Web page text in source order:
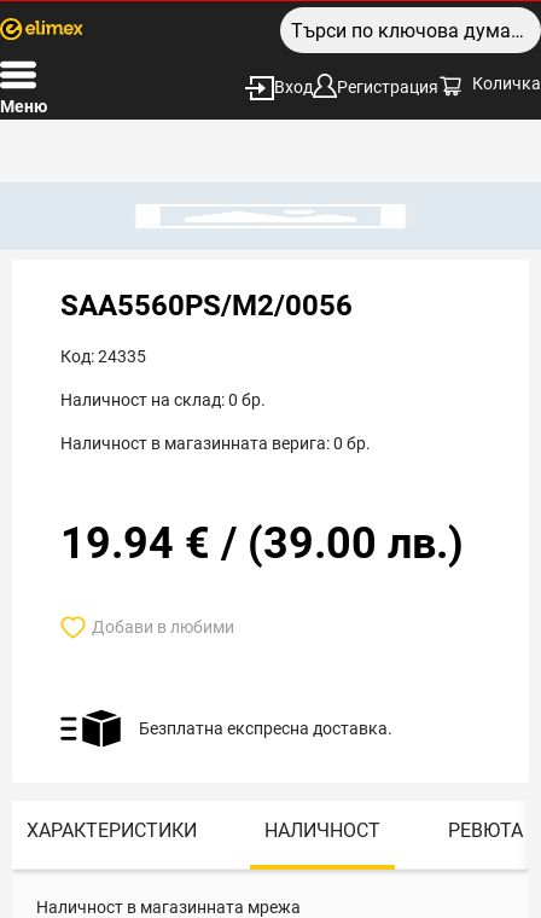
Меню
Вход Регистрация Количка
SAA5560PS/M2/0056
Код:24335
Наличност на склад:0 бр.
Наличност в магазинната верига:0 бр.
19.94 € / (39.00 лв.)
Добави в любими
Безплатна експресна доставка.
ХАРАКТЕРИСТИКИ НАЛИЧНОСТ РЕВЮТА
Наличност в магазинната мрежа